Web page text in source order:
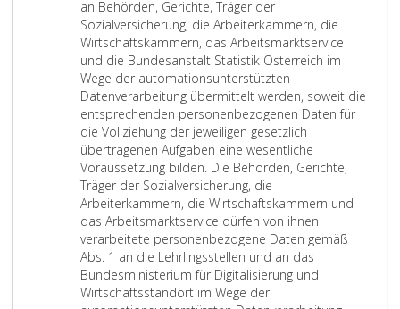
r
a
g
a
p
0
,
b
a
c
t
z
2
an Behörden, Gerichte, Träger der
Sozialversicherung, die Arbeiterkammern, die
Wirtschaftskammern, das Arbeitsmarktservice
und die Bundesanstalt Statistik Österreich im
Wege der automationsunterstützten
Datenverarbeitung übermittelt werden, soweit die
entsprechenden personenbezogenen Daten für
die Vollziehung der jeweiligen gesetzlich
übertragenen Aufgaben eine wesentliche
Voraussetzung bilden. Die Behörden, Gerichte,
Träger der Sozialversicherung, die
Arbeiterkammern, die Wirtschaftskammern und
das Arbeitsmarktservice dürfen von ihnen
verarbeitete personenbezogene Daten gemäß
Abs. 1 an die Lehrlingsstellen und an das
Bundesministerium für Digitalisierung und
Wirtschaftsstandort im Wege der